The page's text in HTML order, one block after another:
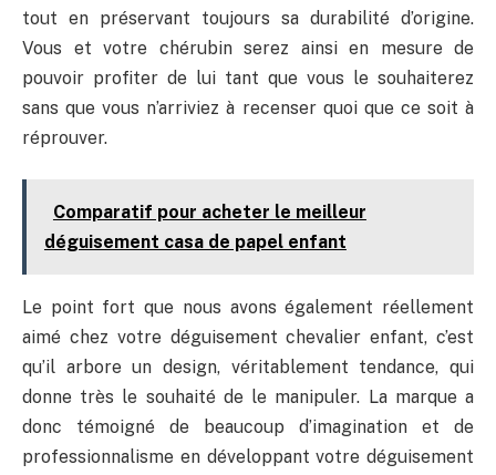
tout en préservant toujours sa durabilité d’origine.
Vous et votre chérubin serez ainsi en mesure de
pouvoir profiter de lui tant que vous le souhaiterez
sans que vous n’arriviez à recenser quoi que ce soit à
réprouver.
Comparatif pour acheter le meilleur
déguisement casa de papel enfant
Le point fort que nous avons également réellement
aimé chez votre déguisement chevalier enfant, c’est
qu’il arbore un design, véritablement tendance, qui
donne très le souhaité de le manipuler. La marque a
donc témoigné de beaucoup d’imagination et de
professionnalisme en développant votre déguisement